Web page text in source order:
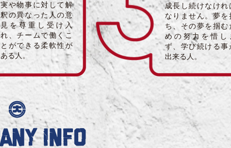
実や物事に対して解
釈の異なった人の意
見を尊重し受け入
れ、チームで働くこ
とができる柔軟性が
ある人。
成長し続けなけれ
なりません。夢を
ち、その夢を掴む
めの努力を惜し
ず、学び続ける事
出来る人。